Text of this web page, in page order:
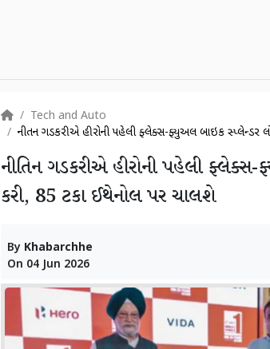
Tech and Auto
નીતિન ગડકરીએ હીરોની પહેલી ફ્લેક્સ-ફ્યુઅલ બાઇક સ્પ્લેન્ડર
નીતિન ગડકરીએ હીરોની પહેલી
કરી, 85 ટકા ઈથેનોલ પર ચાલશે
By Khabarchhe
On 04 Jun 2026